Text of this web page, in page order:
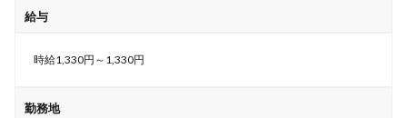
給与
時給1,330円～1,330円
勤務地